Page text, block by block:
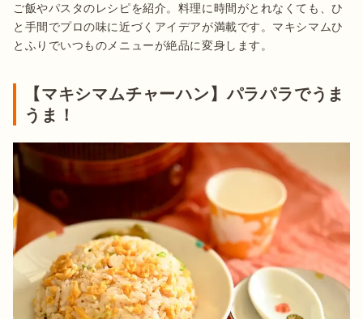
ご飯やパスタのレシピを紹介。料理に時間がとれなくても、ひ
と手間でプロの味に近づくアイデアが満載です。マキシマムひ
とふりでいつものメニューが絶品に変身します。
【マキシマムチャーハン】パラパラでうま
うま！